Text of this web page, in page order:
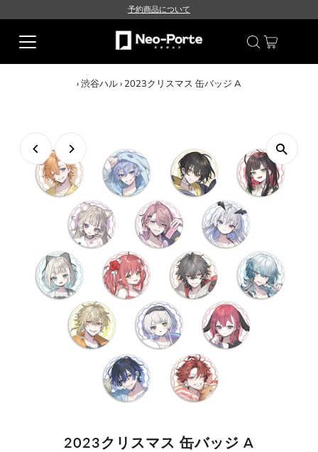
予約商品について
›渋谷ハル› 2023クリスマス 缶バッジ A
2023クリスマス 缶バッジ A